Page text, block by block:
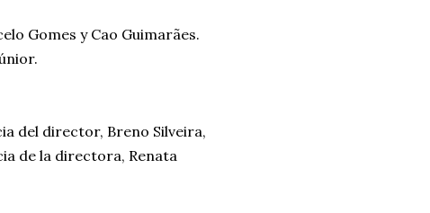
Gomes y Cao Guimarães.
del director, Breno Silveira,
de la directora, Renata